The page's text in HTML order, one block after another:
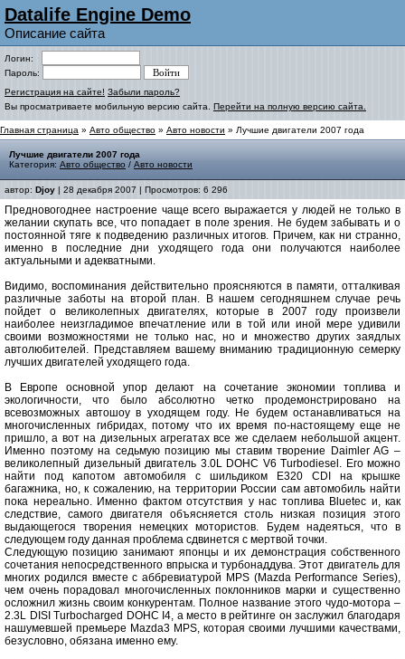
Datalife Engine Demo
Описание сайта
Логин:
Пароль:
Регистрация на сайте! Забыли пароль?
Вы просматриваете мобильную версию сайта. Перейти на полную версию сайта.
Главная страница » Авто общество » Авто новости » Лучшие двигатели 2007 года
Лучшие двигатели 2007 года
Категория: Авто общество / Авто новости
автор: Djoy | 28 декабря 2007 | Просмотров: 6 296
Предновогоднее настроение чаще всего выражается у людей не только в
желании скупать все, что попадает в поле зрения. Не будем забывать и о
постоянной тяге к подведению различных итогов. Причем, как ни странно,
именно в последние дни уходящего года они получаются наиболее
актуальными и адекватными.
Видимо, воспоминания действительно проясняются в памяти, отталкивая
различные заботы на второй план. В нашем сегодняшнем случае речь
пойдет о великолепных двигателях, которые в 2007 году произвели
наиболее неизгладимое впечатление или в той или иной мере удивили
своими возможностями не только нас, но и множество других заядлых
автолюбителей. Представляем вашему вниманию традиционную семерку
лучших двигателей уходящего года.
В Европе основной упор делают на сочетание экономии топлива и
экологичности, что было абсолютно четко продемонстрировано на
всевозможных автошоу в уходящем году. Не будем останавливаться на
многочисленных гибридах, потому что их время по-настоящему еще не
пришло, а вот на дизельных агрегатах все же сделаем небольшой акцент.
Именно поэтому на седьмую позицию мы ставим творение Daimler AG –
великолепный дизельный двигатель 3.0L DOHC V6 Turbodiesel. Его можно
найти под капотом автомобиля с шильдиком E320 CDI на крышке
багажника, но, к сожалению, на территории России сам автомобиль найти
пока нереально. Именно фактом отсутствия у нас топлива Bluetec и, как
следствие, самого двигателя объясняется столь низкая позиция этого
выдающегося творения немецких мотористов. Будем надеяться, что в
следующем году данная проблема сдвинется с мертвой точки.
Следующую позицию занимают японцы и их демонстрация собственного
сочетания непосредственного впрыска и турбонаддува. Этот двигатель для
многих родился вместе с аббревиатурой MPS (Mazda Performance Series),
чем очень порадовал многочисленных поклонников марки и существенно
осложнил жизнь своим конкурентам. Полное название этого чудо-мотора –
2.3L DISI Turbocharged DOHC I4, а место в рейтинге он заслужил благодаря
нашумевшей премьере Mazda3 MPS, которая своими лучшими качествами,
безусловно, обязана именно ему.